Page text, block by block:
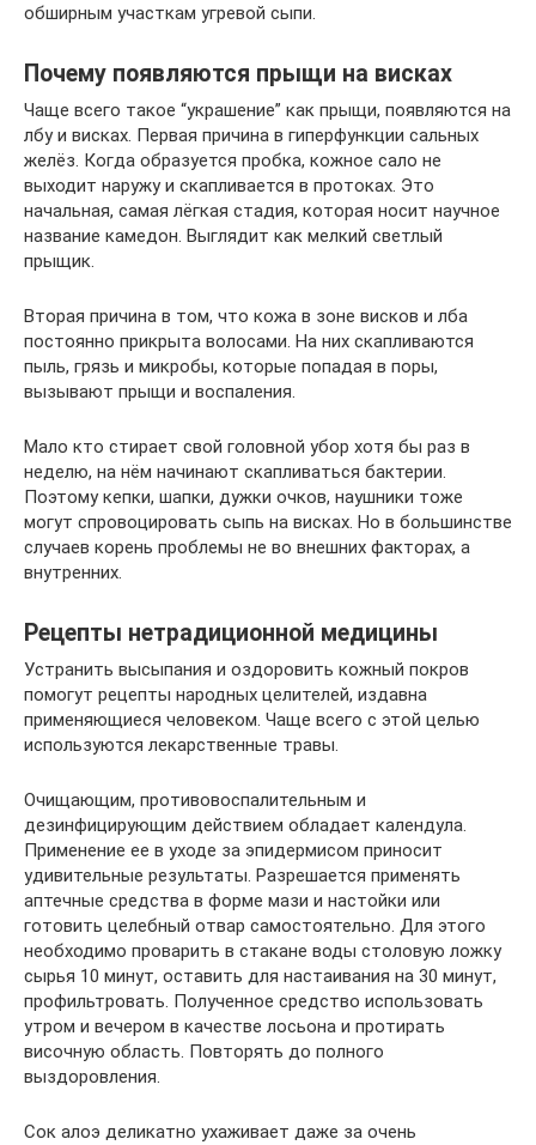
обширным участкам угревой сыпи.
Почему появляются прыщи на висках
Чаще всего такое “украшение” как прыщи, появляются на
лбу и висках. Первая причина в гиперфункции сальных
желёз. Когда образуется пробка, кожное сало не
выходит наружу и скапливается в протоках. Это
начальная, самая лёгкая стадия, которая носит научное
название камедон. Выглядит как мелкий светлый
прыщик.
Вторая причина в том, что кожа в зоне висков и лба
постоянно прикрыта волосами. На них скапливаются
пыль, грязь и микробы, которые попадая в поры,
вызывают прыщи и воспаления.
Мало кто стирает свой головной убор хотя бы раз в
неделю, на нём начинают скапливаться бактерии.
Поэтому кепки, шапки, дужки очков, наушники тоже
могут спровоцировать сыпь на висках. Но в большинстве
случаев корень проблемы не во внешних факторах, а
внутренних.
Рецепты нетрадиционной медицины
Устранить высыпания и оздоровить кожный покров
помогут рецепты народных целителей, издавна
применяющиеся человеком. Чаще всего с этой целью
используются лекарственные травы.
Очищающим, противовоспалительным и
дезинфицирующим действием обладает календула.
Применение ее в уходе за эпидермисом приносит
удивительные результаты. Разрешается применять
аптечные средства в форме мази и настойки или
готовить целебный отвар самостоятельно. Для этого
необходимо проварить в стакане воды столовую ложку
сырья 10 минут, оставить для настаивания на 30 минут,
профильтровать. Полученное средство использовать
утром и вечером в качестве лосьона и протирать
височную область. Повторять до полного
выздоровления.
Сок алоэ деликатно ухаживает даже за очень